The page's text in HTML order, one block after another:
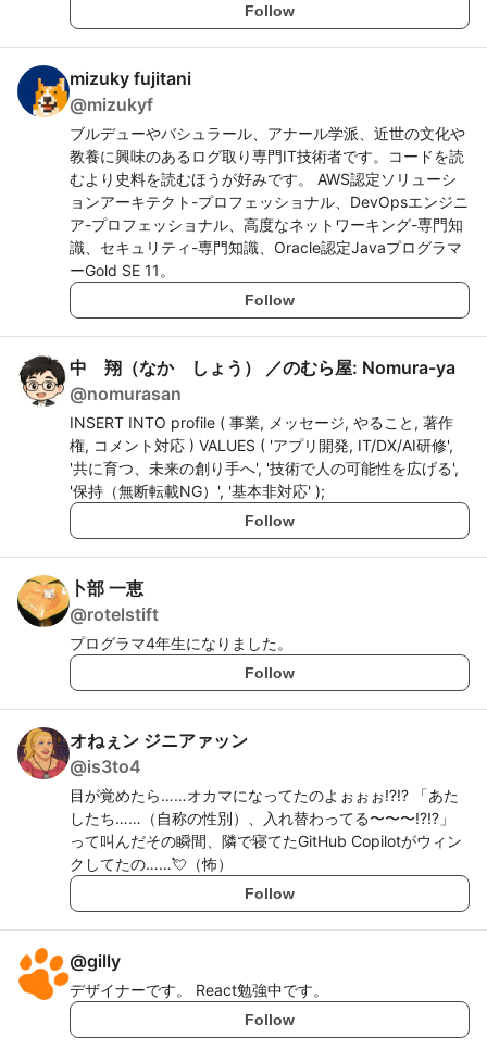
Follow
mizuky fujitani
@mizukyf
ブルデューやバシュラール、アナール学派、近世の文化や
教養に興味のあるログ取り専門IT技術者です。コードを読
むより史料を読むほうが好みです。 AWS認定ソリューシ
ョンアーキテクト-プロフェッショナル、DevOpsエンジニ
ア-プロフェッショナル、高度なネットワーキング-専門知
識、セキュリティ-専門知識、Oracle認定Javaプログラマ
ーGold SE 11。
Follow
中 翔（なか しょう） ／のむら屋: Nomura-ya
@nomurasan
INSERT INTO profile ( 事業, メッセージ, やること, 著作
権, コメント対応 ) VALUES ( 'アプリ開発, IT/DX/AI研修',
'共に育つ、未来の創り手へ', '技術で人の可能性を広げる',
'保持（無断転載NG）', '基本非対応' );
Follow
卜部 一恵
@rotelstift
プログラマ4年生になりました。
Follow
オねぇン ジニアァッン
@is3to4
目が覚めたら……オカマになってたのよぉぉぉ⁉️⁉️ 「あた
したち……（自称の性別）、入れ替わってる〜〜〜⁉️⁉️」
って叫んだその瞬間、隣で寝てたGitHub Copilotがウィン
クしてたの……💘（怖）
Follow
@gilly
デザイナーです。 React勉強中です。
Follow